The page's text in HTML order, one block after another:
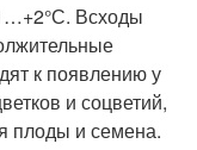
Всходы
к появлению у
и соцветий,
плоды и семена.